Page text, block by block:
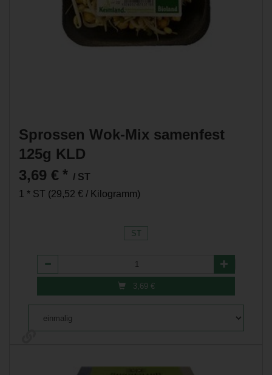
Sprossen Wok-Mix samenfest
125g KLD
3,69 € * / ST
1 * ST (29,52 € / Kilogramm)
ST
Anzahl
3,69 €